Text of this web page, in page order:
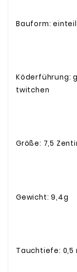
Bauform:
Köderführung:
twitchen
Größe: 7,5
Gewicht: 9,4g
Tauchtiefe: 0,5